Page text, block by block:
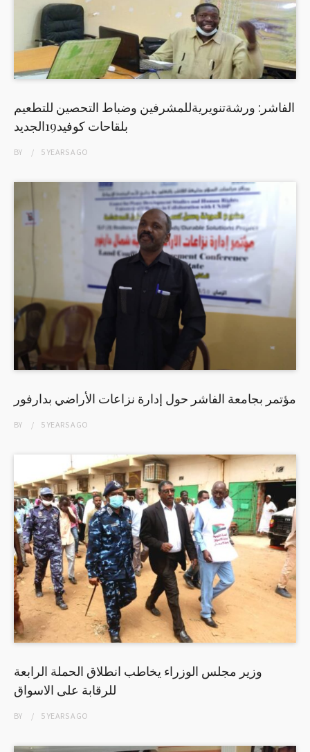
الفاشر: ورشةتنويريةللمشرفين وضباط التحصين للتطعيم
بلقاحات كوفيد19الجديد
BY 5 YEARSAGO
مؤتمر بجامعة الفاشر حول إدارة نزاعات الأراضي بدارفور
BY 5 YEARSAGO
وزير مجلس الوزراء يخاطب انطلاق الحملة الرابعة
للرقابة على الاسواق
BY 5 YEARSAGO